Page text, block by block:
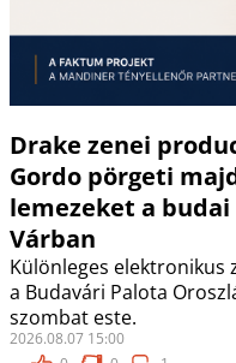
Drake zenei
Gordo pörgeti
lemezeket a budai
Várban
Különleges elektronikus
a Budavári Palota
szombat este.
2026.08.07 15:00